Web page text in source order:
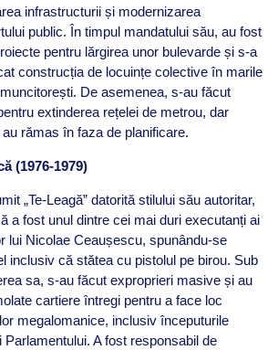
infrastructurii și modernizarea
public. În timpul mandatului său, au fost
pentru lărgirea unor bulevarde și s-a
construcția de locuințe colective în marile
De asemenea, s-au făcut
extinderea rețelei de metrou, dar
rămas în faza de planificare.
(1976-1979)
„Te-Leagă” datorită stilului său autoritar,
a fost unul dintre cei mai duri executanți ai
lui Nicolae Ceaușescu, spunându-se
inclusiv că stătea cu pistolul pe birou. Sub
sa, s-au făcut exproprieri masive și au
cartiere întregi pentru a face loc
megalomanice, inclusiv începuturile
Parlamentului. A fost responsabil de